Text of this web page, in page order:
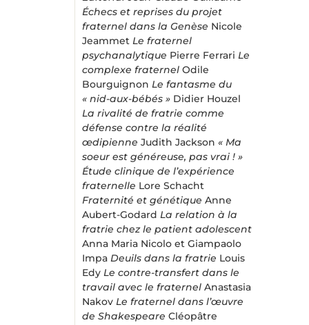
Échecs et reprises du projet
fraternel dans la Genèse Nicole
Jeammet Le fraternel
psychanalytique Pierre Ferrari Le
complexe fraternel Odile
Bourguignon Le fantasme du
« nid-aux-bébés » Didier Houzel
La rivalité de fratrie comme
défense contre la réalité
œdipienne Judith Jackson « Ma
soeur est généreuse, pas vrai ! »
Étude clinique de l’expérience
fraternelle Lore Schacht
Fraternité et génétique Anne
Aubert-Godard La relation à la
fratrie chez le patient adolescent
Anna Maria Nicolo et Giampaolo
Impa Deuils dans la fratrie Louis
Edy Le contre-transfert dans le
travail avec le fraternel Anastasia
Nakov Le fraternel dans l’œuvre
de Shakespeare Cléopâtre